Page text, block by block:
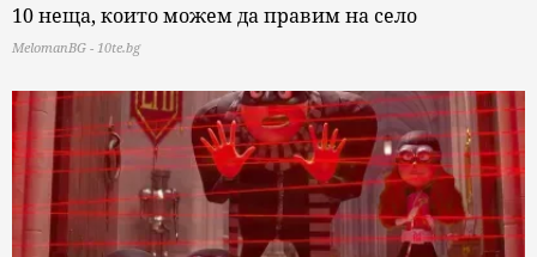
10 неща, които можем да правим на село
MelomanBG - 10te.bg